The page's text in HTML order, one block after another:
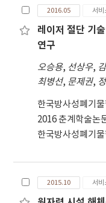
2016.05 서비
레이저 절단 기
연구
오승용, 선상우,
최병선, 문제권,
한국방사성폐기
2016 춘계학술논
한국방사성폐기물
2015.10 서비